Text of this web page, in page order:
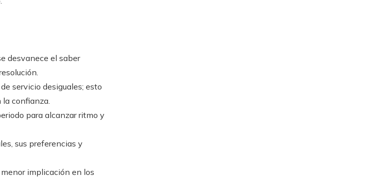
desvanece el saber
servicio desiguales; esto
confianza.
para alcanzar ritmo y
sus preferencias y
implicación en los